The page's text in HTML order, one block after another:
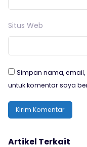
Situs Web
Simpan nama,
untuk komentar saya
Artikel Terkait